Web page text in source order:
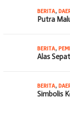
BERITA,
Putra
BERITA,
Alas
BERITA,
Simbolis